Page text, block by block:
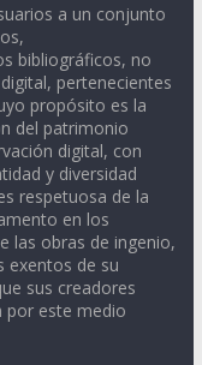
a un conjunto
bibliográficos, no
pertenecientes
propósito es la
del patrimonio
digital, con
y diversidad
respetuosa de la
en los
las obras de ingenio,
exentos de su
sus creadores
por este medio